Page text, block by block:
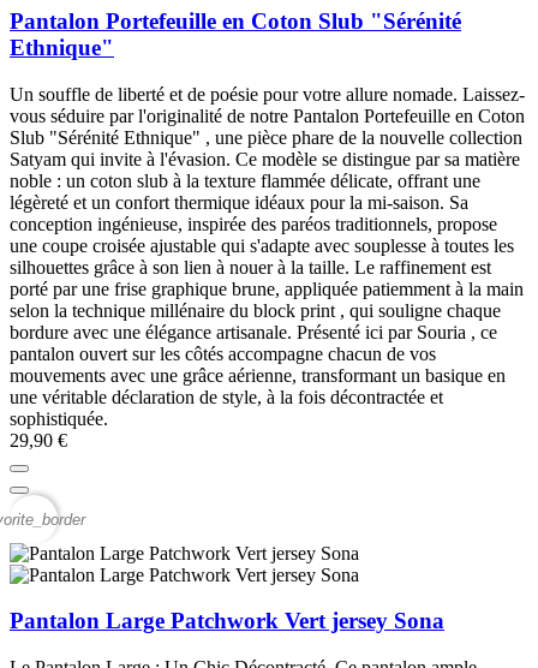
Pantalon Portefeuille en Coton Slub "Sérénité
Ethnique"
Un souffle de liberté et de poésie pour votre allure nomade. Laissez-
vous séduire par l'originalité de notre Pantalon Portefeuille en Coton
Slub "Sérénité Ethnique" , une pièce phare de la nouvelle collection
Satyam qui invite à l'évasion. Ce modèle se distingue par sa matière
noble : un coton slub à la texture flammée délicate, offrant une
légèreté et un confort thermique idéaux pour la mi-saison. Sa
conception ingénieuse, inspirée des paréos traditionnels, propose
une coupe croisée ajustable qui s'adapte avec souplesse à toutes les
silhouettes grâce à son lien à nouer à la taille. Le raffinement est
porté par une frise graphique brune, appliquée patiemment à la main
selon la technique millénaire du block print , qui souligne chaque
bordure avec une élégance artisanale. Présenté ici par Souria , ce
pantalon ouvert sur les côtés accompagne chacun de vos
mouvements avec une grâce aérienne, transformant un basique en
une véritable déclaration de style, à la fois décontractée et
sophistiquée.
29,90 €
Pantalon Large Patchwork Vert jersey Sona